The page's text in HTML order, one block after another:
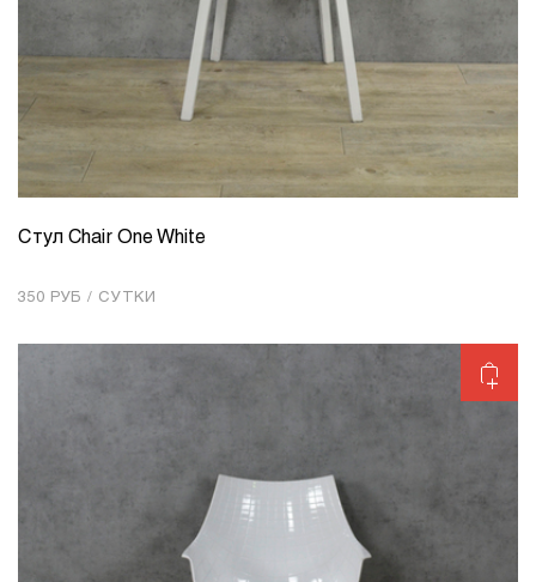
КОЛИЧЕСТВО 1
Стул Chair One White
350 РУБ / СУТКИ